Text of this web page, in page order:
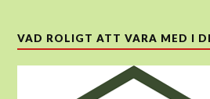
VAD ROLIGT ATT VARA MED I